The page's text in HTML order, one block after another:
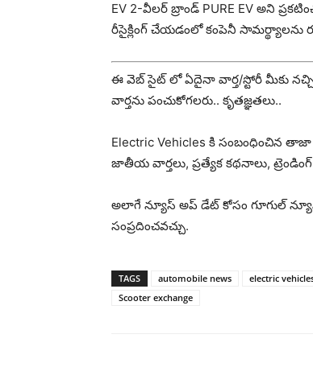
EV 2-వీలర్ బ్రాండ్ PURE EV అని
రీసైక్లింగ్ చేయడంలో కంపెనీ సామర్థ్యాలను
ఈ వెబ్ సైట్ లో ఏదైనా వార్త/స్టోరీ మీకు
వార్తను పంచుకోగలరు.. కృతజ్ఞతలు..
Electric Vehicles కి సంబంధించిన
జాతీయ వార్తలు, ప్రత్యేక కథనాలు,
అలాగే న్యూస్ అప్ డేట్ కోసం గూగుల్
సంప్రదించవచ్చు.
TAGS automobile news electric
Scooter exchange